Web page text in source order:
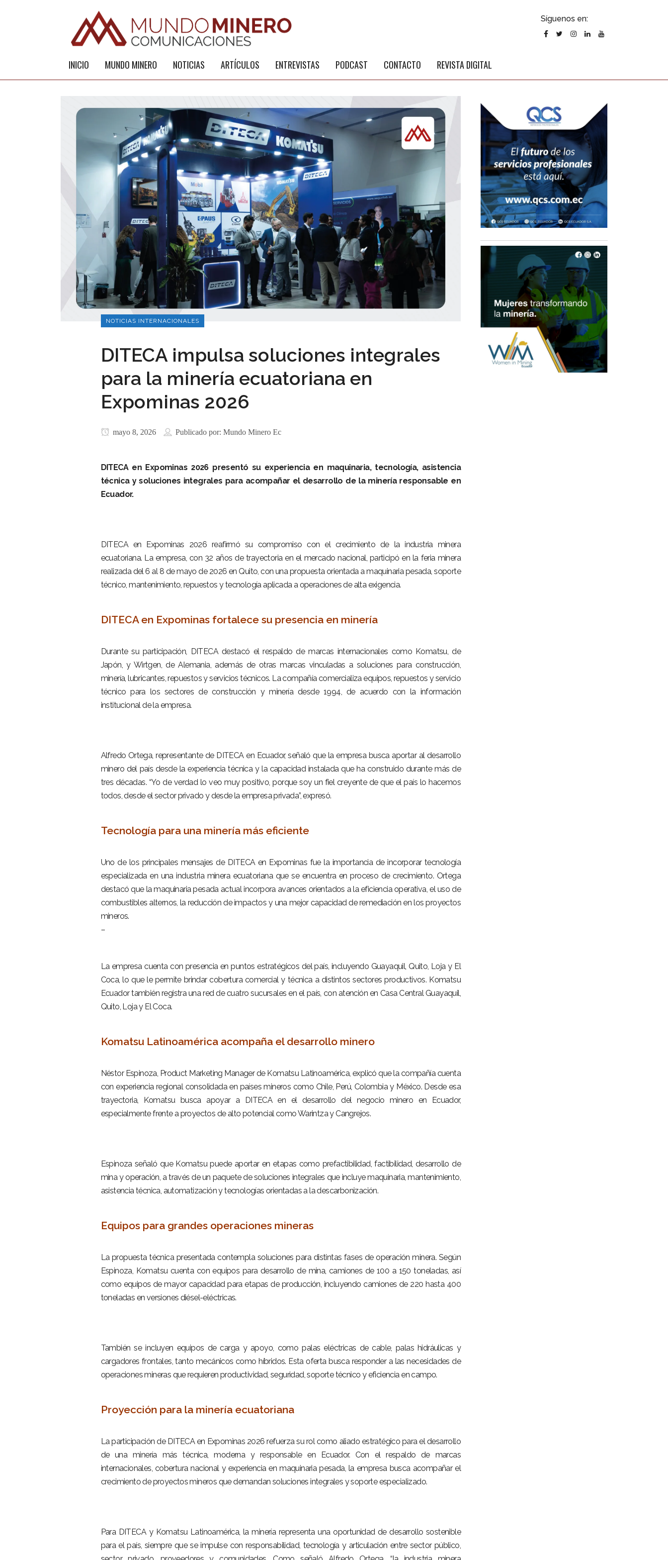
Síguenos en:
INICIO MUNDO MINERO NOTICIAS ARTÍCULOS ENTREVISTAS PODCAST CONTACTO REVISTA DIGITAL
NOTICIAS INTERNACIONALES
DITECA impulsa soluciones integrales
para la minería ecuatoriana en
Expominas 2026
mayo 8, 2026 Publicado por: Mundo Minero Ec
DITECA en Expominas 2026 presentó su experiencia en maquinaria, tecnología, asistencia
técnica y soluciones integrales para acompañar el desarrollo de la minería responsable en
Ecuador.
DITECA en Expominas 2026 reafirmó su compromiso con el crecimiento de la industria minera
ecuatoriana. La empresa, con 32 años de trayectoria en el mercado nacional, participó en la feria minera
realizada del 6 al 8 de mayo de 2026 en Quito, con una propuesta orientada a maquinaria pesada, soporte
técnico, mantenimiento, repuestos y tecnología aplicada a operaciones de alta exigencia.
DITECA en Expominas fortalece su presencia en minería
Durante su participación, DITECA destacó el respaldo de marcas internacionales como Komatsu, de
Japón, y Wirtgen, de Alemania, además de otras marcas vinculadas a soluciones para construcción,
minería, lubricantes, repuestos y servicios técnicos. La compañía comercializa equipos, repuestos y servicio
técnico para los sectores de construcción y minería desde 1994, de acuerdo con la información
institucional de la empresa.
Alfredo Ortega, representante de DITECA en Ecuador, señaló que la empresa busca aportar al desarrollo
minero del país desde la experiencia técnica y la capacidad instalada que ha construido durante más de
tres décadas. “Yo de verdad lo veo muy positivo, porque soy un fiel creyente de que el país lo hacemos
todos, desde el sector privado y desde la empresa privada”, expresó.
Tecnología para una minería más eficiente
Uno de los principales mensajes de DITECA en Expominas fue la importancia de incorporar tecnología
especializada en una industria minera ecuatoriana que se encuentra en proceso de crecimiento. Ortega
destacó que la maquinaria pesada actual incorpora avances orientados a la eficiencia operativa, el uso de
combustibles alternos, la reducción de impactos y una mejor capacidad de remediación en los proyectos
mineros.
–
La empresa cuenta con presencia en puntos estratégicos del país, incluyendo Guayaquil, Quito, Loja y El
Coca, lo que le permite brindar cobertura comercial y técnica a distintos sectores productivos. Komatsu
Ecuador también registra una red de cuatro sucursales en el país, con atención en Casa Central Guayaquil,
Quito, Loja y El Coca.
Komatsu Latinoamérica acompaña el desarrollo minero
Néstor Espinoza, Product Marketing Manager de Komatsu Latinoamérica, explicó que la compañía cuenta
con experiencia regional consolidada en países mineros como Chile, Perú, Colombia y México. Desde esa
trayectoria, Komatsu busca apoyar a DITECA en el desarrollo del negocio minero en Ecuador,
especialmente frente a proyectos de alto potencial como Warintza y Cangrejos.
Espinoza señaló que Komatsu puede aportar en etapas como prefactibilidad, factibilidad, desarrollo de
mina y operación, a través de un paquete de soluciones integrales que incluye maquinaria, mantenimiento,
asistencia técnica, automatización y tecnologías orientadas a la descarbonización.
Equipos para grandes operaciones mineras
La propuesta técnica presentada contempla soluciones para distintas fases de operación minera. Según
Espinoza, Komatsu cuenta con equipos para desarrollo de mina, camiones de 100 a 150 toneladas, así
como equipos de mayor capacidad para etapas de producción, incluyendo camiones de 220 hasta 400
toneladas en versiones diésel-eléctricas.
También se incluyen equipos de carga y apoyo, como palas eléctricas de cable, palas hidráulicas y
cargadores frontales, tanto mecánicos como híbridos. Esta oferta busca responder a las necesidades de
operaciones mineras que requieren productividad, seguridad, soporte técnico y eficiencia en campo.
Proyección para la minería ecuatoriana
La participación de DITECA en Expominas 2026 refuerza su rol como aliado estratégico para el desarrollo
de una minería más técnica, moderna y responsable en Ecuador. Con el respaldo de marcas
internacionales, cobertura nacional y experiencia en maquinaria pesada, la empresa busca acompañar el
crecimiento de proyectos mineros que demandan soluciones integrales y soporte especializado.
Para DITECA y Komatsu Latinoamérica, la minería representa una oportunidad de desarrollo sostenible
para el país, siempre que se impulse con responsabilidad, tecnología y articulación entre sector público,